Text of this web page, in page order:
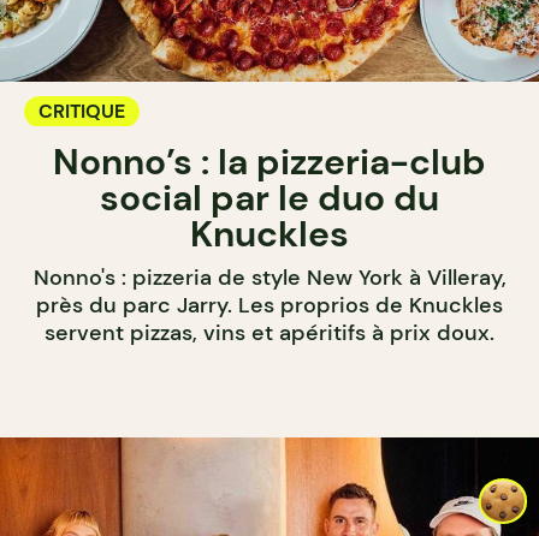
CRITIQUE
Nonno’s : la pizzeria-club
social par le duo du
Knuckles
Nonno's : pizzeria de style New York à Villeray,
près du parc Jarry. Les proprios de Knuckles
servent pizzas, vins et apéritifs à prix doux.